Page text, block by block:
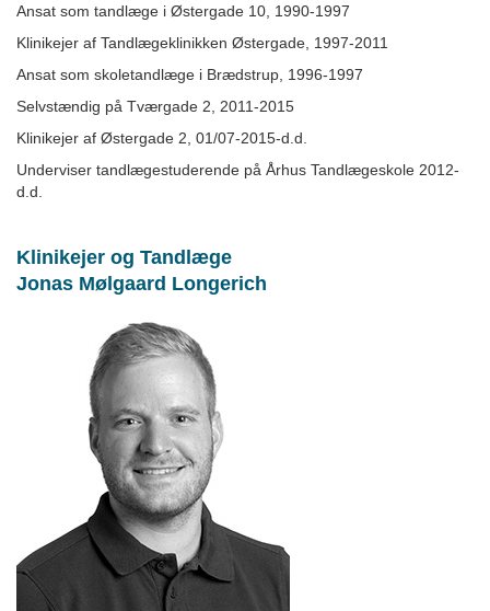
Ansat som tandlæge i Østergade 10, 1990-1997
Klinikejer af Tandlægeklinikken Østergade, 1997-2011
Ansat som skoletandlæge i Brædstrup, 1996-1997
Selvstændig på Tværgade 2, 2011-2015
Klinikejer af Østergade 2, 01/07-2015-d.d.
Underviser tandlægestuderende på Århus Tandlægeskole 2012-
d.d.
Klinikejer og Tandlæge
Jonas Mølgaard Longerich